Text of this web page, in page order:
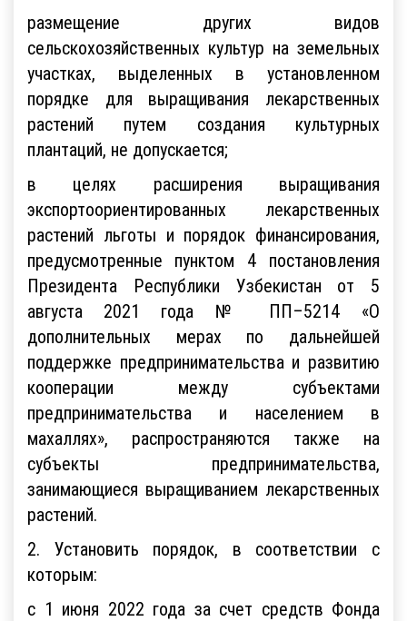
размещение других видов
сельскохозяйственных культур на земельных
участках, выделенных в установленном
порядке для выращивания лекарственных
растений путем создания культурных
плантаций, не допускается;
в целях расширения выращивания
экспортоориентированных лекарственных
растений льготы и порядок финансирования,
предусмотренные пунктом 4 постановления
Президента Республики Узбекистан от 5
августа 2021 года № ПП–5214 «О
дополнительных мерах по дальнейшей
поддержке предпринимательства и развитию
кооперации между субъектами
предпринимательства и населением в
махаллях», распространяются также на
субъекты предпринимательства,
занимающиеся выращиванием лекарственных
растений.
2. Установить порядок, в соответствии с
которым:
с 1 июня 2022 года за счет средств Фонда